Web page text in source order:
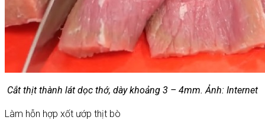
Cắt thịt thành lát dọc thớ, dày khoảng 3 – 4mm. Ảnh: Internet
Làm hỗn hợp xốt ướp thịt bò